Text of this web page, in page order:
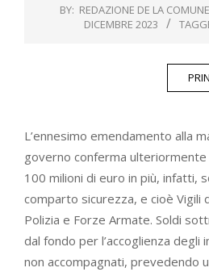
BY: REDAZIONE DE LA
DICEMBRE 2023
L’ennesimo emendamento alla
governo conferma ulteriormente
100 milioni di euro in più, infatti,
comparto sicurezza, e cioè Vigili
Polizia e Forze Armate. Soldi
dal fondo per l’accoglienza degli
non accompagnati, prevedendo